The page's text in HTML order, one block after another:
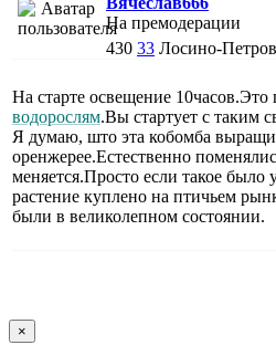
На премодерации
430 33 Лосино-
На старте освещение
водорослям.Вы стартует с таким
Я думаю, што эта кобомба
оренжерее.Естественно
меняется.Просто если такое было
растение куплено на птичьем
были в великолепном состоянии.
×